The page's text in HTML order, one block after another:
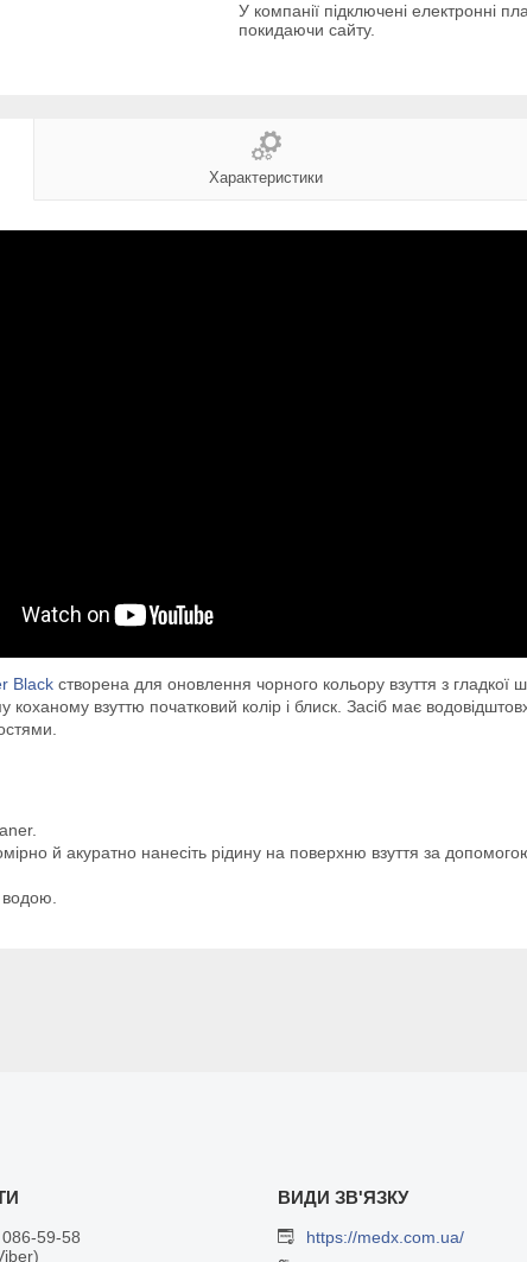
У компанії підключені електронні
покидаючи сайту.
Характеристики
Black створена для оновлення чорного кольору взуття з гладкої
взуттю початковий колір і блиск. Засіб має
й акуратно нанесіть рідину на поверхню взуття за
59-58
https://medx.com.ua/